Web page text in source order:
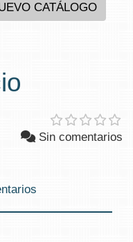
CATÁLOGO
Sin comentarios